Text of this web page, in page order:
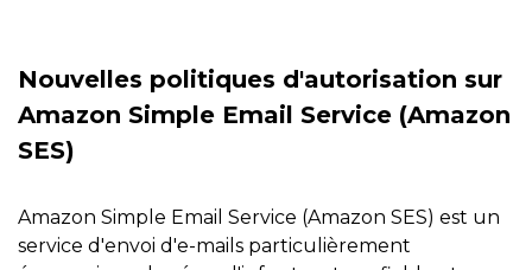
Nouvelles politiques d'autorisation sur
Amazon Simple Email Service (Amazon
SES)
Amazon Simple Email Service (Amazon SES) est un
service d'envoi d'e-mails particulièrement